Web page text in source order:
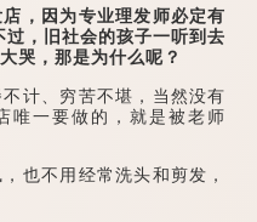
，因为专业理发师必定有
，旧社会的孩子一听到去
哭，那是为什么呢？
计、穷苦不堪，当然没有
唯一要做的，就是被老师
不用经常洗头和剪发，